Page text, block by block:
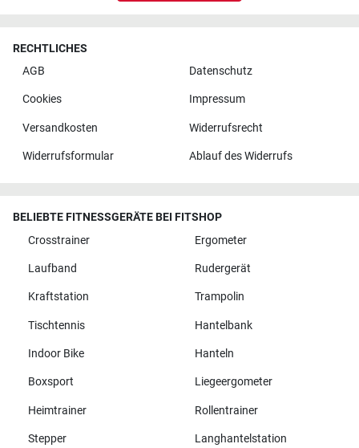
RECHTLICHES
AGB
Datenschutz
Cookies Impressum
Versandkosten Widerrufsrecht
Widerrufsformular Ablauf des Widerrufs
BELIEBTE FITNESSGERÄTE BEI FITSHOP
Crosstrainer
Ergometer
Laufband Rudergerät
Kraftstation Trampolin
Tischtennis Hantelbank
Indoor Bike Hanteln
Boxsport Liegeergometer
Heimtrainer Rollentrainer
Stepper Langhantelstation